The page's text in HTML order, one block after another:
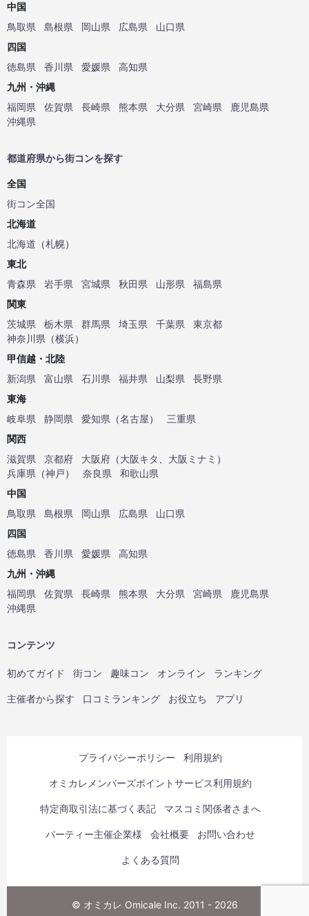
中国
鳥取県
島根県 岡山県 広島県
山口県
四国
徳島県
香川県 愛媛県
高知県
九州・沖縄
福岡県
佐賀県 長崎県 熊本県 大分県 宮崎県
鹿児島県
沖縄県
都道府県から街コンを探す
全国
街コン全国
北海道
北海道 （札幌）
東北
青森県
岩手県 宮城県 秋田県 山形県
福島県
関東
茨城県
栃木県 群馬県 埼玉県 千葉県
東京都
神奈川県 （横浜）
甲信越・北陸
新潟県
富山県 石川県 福井県 山梨県
長野県
東海
岐阜県
静岡県 愛知県 （名古屋）
三重県
関西
滋賀県
京都府 大阪府 （大阪キタ 大阪ミナミ ）
兵庫県 （神戸） 奈良県
和歌山県
中国
鳥取県
島根県 岡山県 広島県
山口県
四国
徳島県
香川県 愛媛県
高知県
九州・沖縄
福岡県
佐賀県 長崎県 熊本県 大分県 宮崎県
鹿児島県
沖縄県
コンテンツ
初めてガイド 街コン 趣味コン オンライン ランキング
主催者から探す 口コミランキング お役立ち アプリ
プライバシーポリシー 利用規約
オミカレメンバーズポイントサービス利用規約
特定商取引法に基づく表記 マスコミ関係者さまへ
パーティー主催企業様 会社概要 お問い合わせ
よくある質問
© オミカレ Omicale Inc. 2011 - 2026